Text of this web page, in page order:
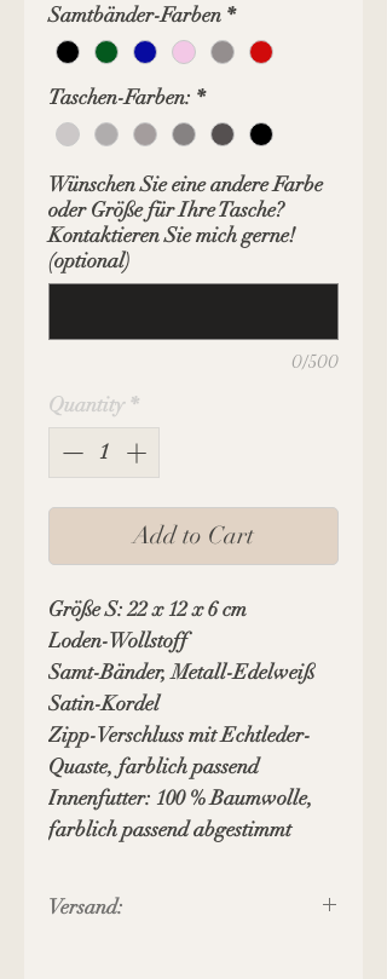
Samtbänder-Farben *
Taschen-Farben: *
Wünschen Sie eine andere Farbe
oder Größe für Ihre Tasche?
Kontaktieren Sie mich gerne!
(optional)
0/500
Quantity *
Add to Cart
Größe S: 22 x 12 x 6 cm
Loden-Wollstoff
Samt-Bänder,Metall-Edelweiß
Satin-Kordel
Zipp-Verschluss mit Echtleder-
Quaste, farblich passend
Innenfutter: 100 % Baumwolle,
farblich passend abgestimmt
Versand: